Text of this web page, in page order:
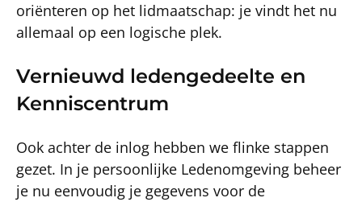
oriënteren op het lidmaatschap: je vindt het nu
allemaal op een logische plek.
Vernieuwd ledengedeelte en
Kenniscentrum
Ook achter de inlog hebben we flinke stappen
gezet. In je persoonlijke Ledenomgeving beheer
je nu eenvoudig je gegevens voor de